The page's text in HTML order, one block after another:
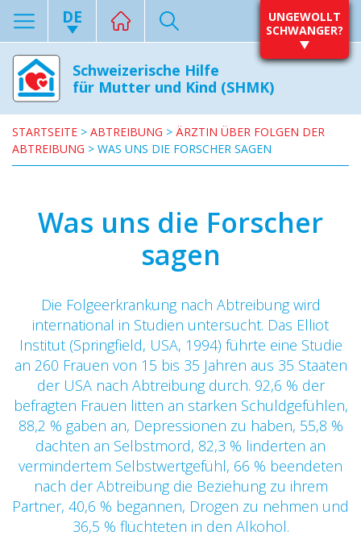
DE
UNGEWOLLT
SCHWANGER?
Schweizerische Hilfe
für Mutter und Kind (SHMK)
STARTSEITE > ABTREIBUNG > ÄRZTIN ÜBER FOLGEN DER
ABTREIBUNG > WAS UNS DIE FORSCHER SAGEN
Was uns die Forscher
sagen
Die Folgeerkrankung nach Abtreibung wird
international in Studien untersucht. Das Elliot
Institut (Springfield, USA, 1994) führte eine Studie
an 260 Frauen von 15 bis 35 Jahren aus 35 Staaten
der USA nach Abtreibung durch. 92,6 % der
befragten Frauen litten an starken Schuldgefühlen,
88,2 % gaben an, Depressionen zu haben, 55,8 %
dachten an Selbstmord, 82,3 % linderten an
vermindertem Selbstwertgefühl, 66 % beendeten
nach der Abtreibung die Beziehung zu ihrem
Partner, 40,6 % begannen, Drogen zu nehmen und
36,5 % flüchteten in den Alkohol.